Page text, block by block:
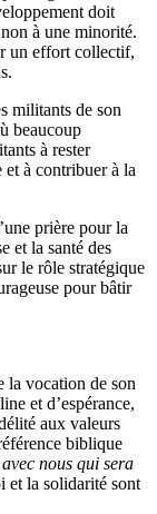
doit
à une minorité.
un effort collectif,
militants de son
beaucoup
à rester
et à contribuer à la
prière pour la
et la santé des
le rôle stratégique
pour bâtir
la vocation de son
et d’espérance,
aux valeurs
biblique
nous qui sera
et la solidarité sont